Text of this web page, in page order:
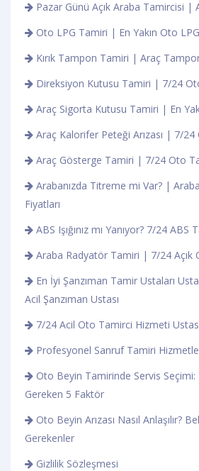
Pazar Günü Açık Araba Tamircisi |
Oto LPG Tamiri | En Yakın Oto
Kırık Tampon Tamiri | Araç
Direksiyon Kutusu Tamiri | 7/24
Araç Sigorta Kutusu Tamiri | En
Araç Kalorifer Peteği Arızası | 7/
Araç Gösterge Tamiri | 7/24 Oto
Arabanızda Titreme mi Var? |
Fiyatları
ABS Işığınız mı Yanıyor? 7/24 ABS
Araba Radyatör Tamiri | 7/24 Açık
En İyi Şanzıman Tamir Ustaları
Acil Şanzıman Ustası
7/24 Acil Oto Tamirci Hizmeti
Profesyonel Sanruf Tamiri
Oto Beyin Tamirinde Servis
Gereken 5 Faktör
Oto Beyin Arızası Nasıl Anlaşılır?
Gerekenler
Gizlilik Sözleşmesi